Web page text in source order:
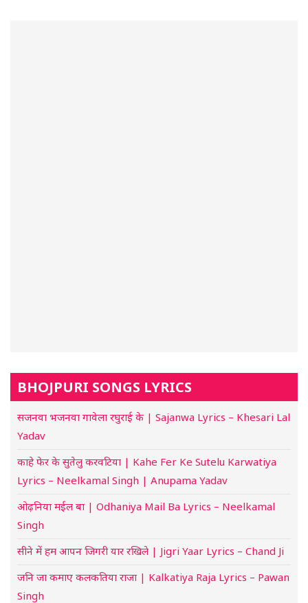
BHOJPURI SONGS LYRICS
सजनवा भजनवा गावेला रघुराई के | Sajanwa Lyrics – Khesari Lal
Yadav
काहे फेर के सुतेलु करवटिया | Kahe Fer Ke Sutelu Karwatiya
Lyrics – Neelkamal Singh | Anupama Yadav
ओढ़निया मईल बा | Odhaniya Mail Ba Lyrics – Neelkamal
Singh
सीने में हम आपन जिगरी यार रखिले | Jigri Yaar Lyrics – Chand Ji
जनि जा कमाए कलकतिया राजा | Kalkatiya Raja Lyrics – Pawan
Singh